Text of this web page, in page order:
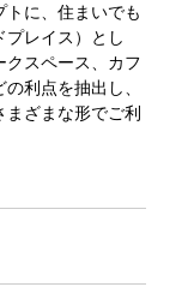
トに、住まいでも
プレイス）とし
クスペース、カフ
利点を抽出し、
ざまな形でご利